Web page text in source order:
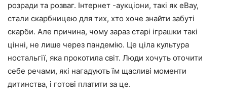
розради та розваг. Інтернет -аукціони, такі як eBay,
стали скарбницею для тих, хто хоче знайти забуті
скарби. Але причина, чому зараз старі іграшки такі
цінні, не лише через пандемію. Це ціла культура
ностальгії, яка прокотила світ. Люди хочуть оточити
себе речами, які нагадують їм щасливі моменти
дитинства, і готові платити за це.